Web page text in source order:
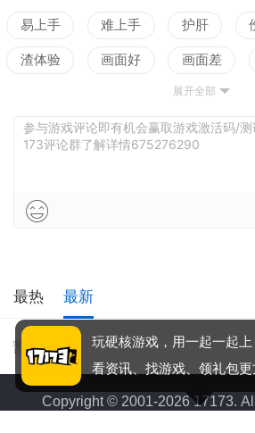
入联盟，体验史诗级的宏伟战役。
承载着最高力量的魔戒重现于古城
亲自率领军队，参与各方势力的斗
魔戒。
【中土英雄 纳入麾下】
临大小战斗，从阿拉贡到莱戈拉斯
雄并肩作战，书写专属奇幻旅程。
【奇幻巨作 亲临探索】
对阿尔达世界山川地貌的真实还原
日火山，从米那斯提力斯到巴拉督
易上手 难上手 护肝
渣体验 画面好 画面差
测试
展开全部
参与游戏评论即有机会赢取游戏激活码/
173评论群了解详情675276290
最热 最新
暂无评价
Copyright © 2001-2026 17173.
玩硬核游戏，用一起一起上
看资讯、找游戏、领礼包更